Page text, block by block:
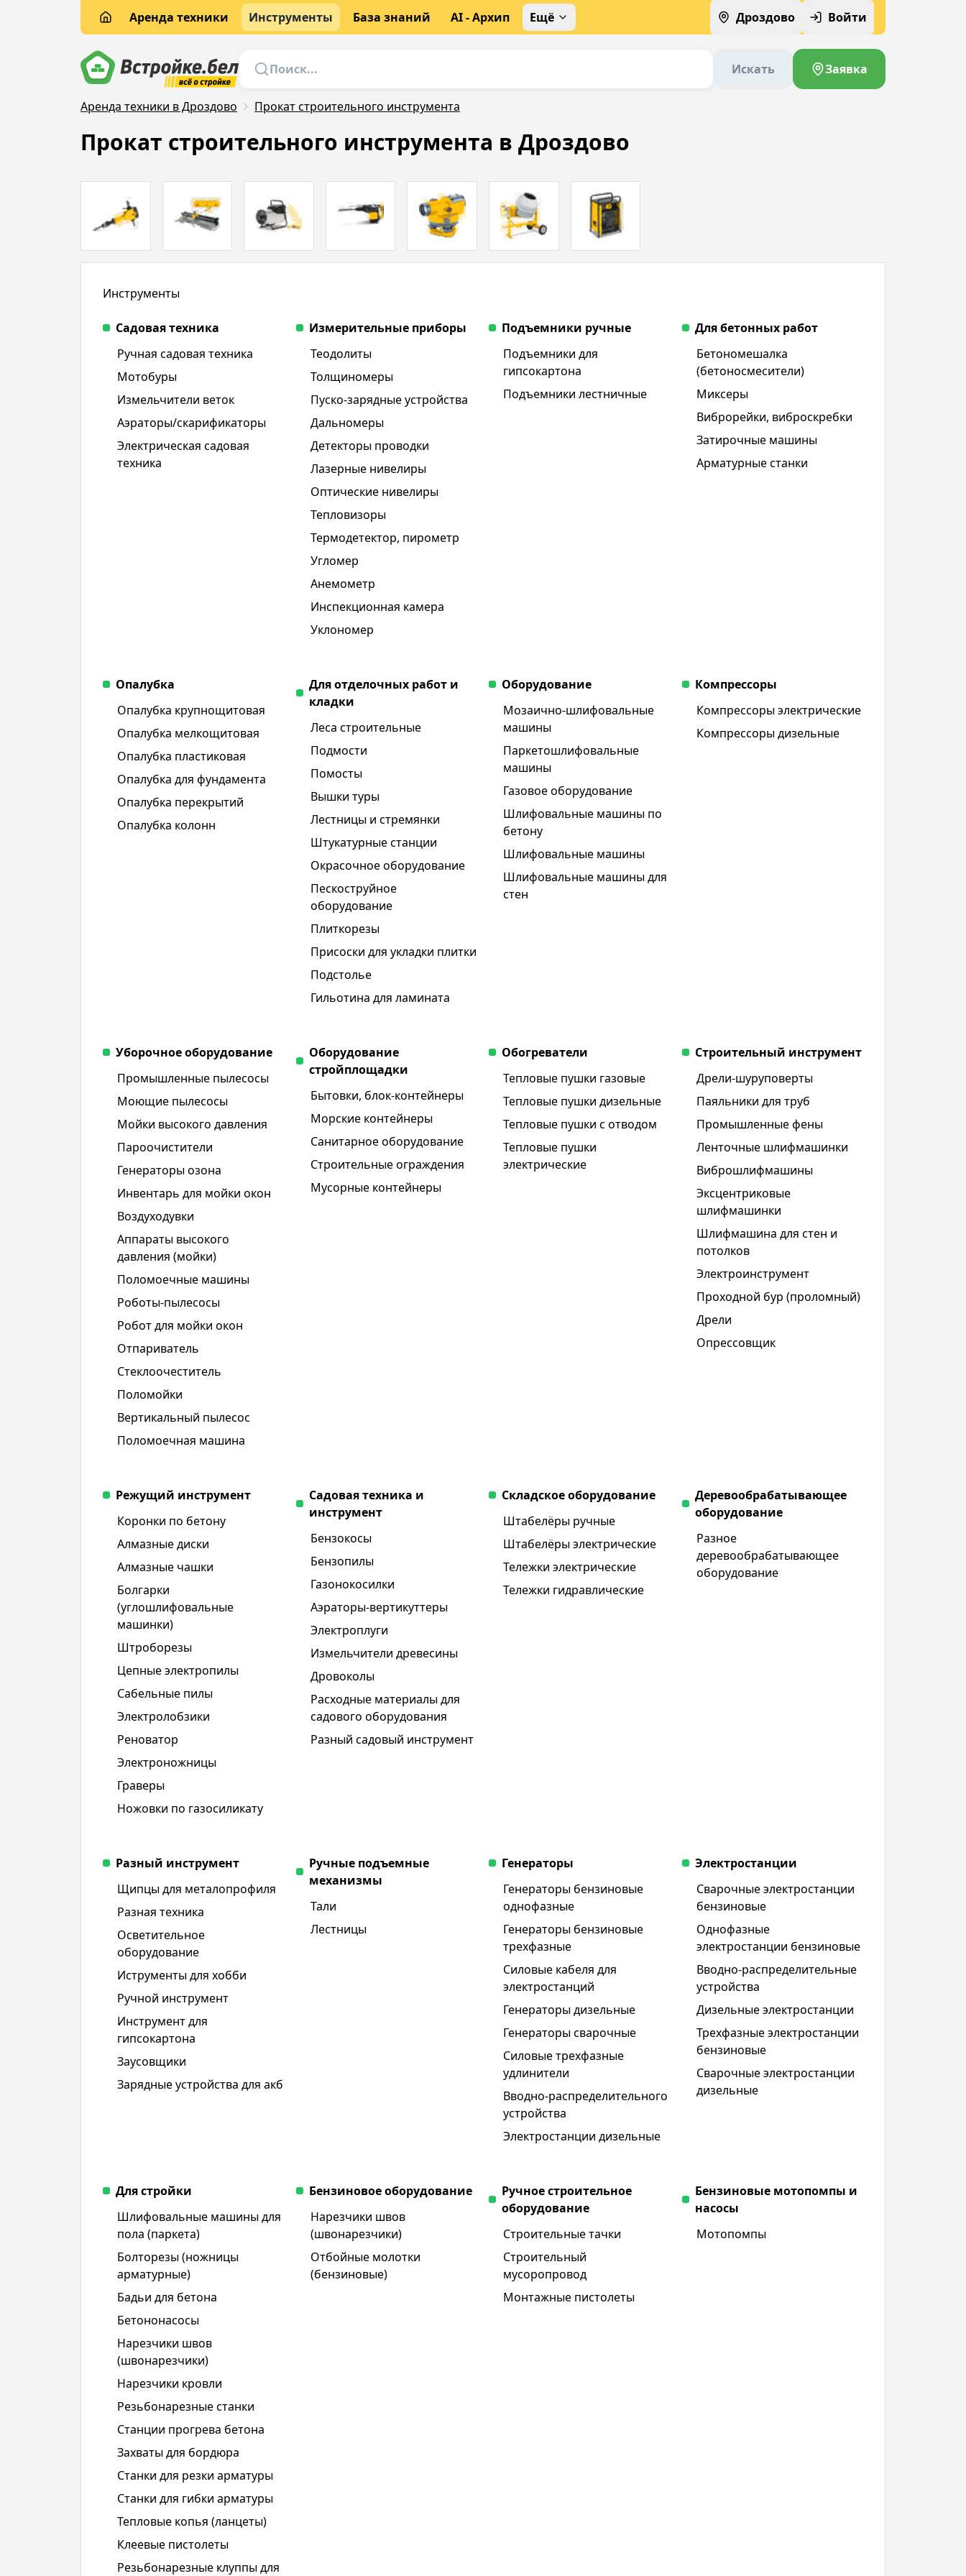
Аренда техники Инструменты База знаний AI - Архип Ещё Дроздово Войти
Искать Заявка
Аренда техники в Дроздово Прокат строительного инструмента
Прокат строительного инструмента в Дроздово
Инструменты
Садовая техника
Ручная садовая техника
Мотобуры
Измельчители веток
Аэраторы/скарификаторы
Электрическая садовая
техника
Измерительные приборы
Теодолиты
Толщиномеры
Пуско-зарядные устройства
Дальномеры
Детекторы проводки
Лазерные нивелиры
Оптические нивелиры
Тепловизоры
Термодетектор, пирометр
Угломер
Анемометр
Инспекционная камера
Уклономер
Подъемники ручные
Подъемники для
гипсокартона
Подъемники лестничные
Для бетонных работ
Бетономешалка
(бетоносмесители)
Миксеры
Виброрейки, виброскребки
Затирочные машины
Арматурные станки
Опалубка
Опалубка крупнощитовая
Опалубка мелкощитовая
Опалубка пластиковая
Опалубка для фундамента
Опалубка перекрытий
Опалубка колонн
Для отделочных работ и
кладки
Леса строительные
Подмости
Помосты
Вышки туры
Лестницы и стремянки
Штукатурные станции
Окрасочное оборудование
Пескоструйное
оборудование
Плиткорезы
Присоски для укладки плитки
Подстолье
Гильотина для ламината
Оборудование
Мозаично-шлифовальные
машины
Паркетошлифовальные
машины
Газовое оборудование
Шлифовальные машины по
бетону
Шлифовальные машины
Шлифовальные машины для
стен
Компрессоры
Компрессоры электрические
Компрессоры дизельные
Уборочное оборудование
Промышленные пылесосы
Моющие пылесосы
Мойки высокого давления
Пароочистители
Генераторы озона
Инвентарь для мойки окон
Воздуходувки
Аппараты высокого
давления (мойки)
Поломоечные машины
Роботы-пылесосы
Робот для мойки окон
Отпариватель
Стеклоочеститель
Поломойки
Вертикальный пылесос
Поломоечная машина
Оборудование
стройплощадки
Бытовки, блок-контейнеры
Морские контейнеры
Санитарное оборудование
Строительные ограждения
Мусорные контейнеры
Обогреватели
Тепловые пушки газовые
Тепловые пушки дизельные
Тепловые пушки с отводом
Тепловые пушки
электрические
Строительный инструмент
Дрели-шуруповерты
Паяльники для труб
Промышленные фены
Ленточные шлифмашинки
Виброшлифмашины
Эксцентриковые
шлифмашинки
Шлифмашина для стен и
потолков
Электроинструмент
Проходной бур (проломный)
Дрели
Опрессовщик
Режущий инструмент
Коронки по бетону
Алмазные диски
Алмазные чашки
Болгарки
(углошлифовальные
машинки)
Штроборезы
Цепные электропилы
Сабельные пилы
Электролобзики
Реноватор
Электроножницы
Граверы
Ножовки по газосиликату
Садовая техника и
инструмент
Бензокосы
Бензопилы
Газонокосилки
Аэраторы-вертикуттеры
Электроплуги
Измельчители древесины
Дровоколы
Расходные материалы для
садового оборудования
Разный садовый инструмент
Складское оборудование
Штабелёры ручные
Штабелёры электрические
Тележки электрические
Тележки гидравлические
Деревообрабатывающее
оборудование
Разное
деревообрабатывающее
оборудование
Разный инструмент
Щипцы для металопрофиля
Разная техника
Осветительное
оборудование
Иструменты для хобби
Ручной инструмент
Инструмент для
гипсокартона
Заусовщики
Зарядные устройства для акб
Ручные подъемные
механизмы
Тали
Лестницы
Генераторы
Генераторы бензиновые
однофазные
Генераторы бензиновые
трехфазные
Силовые кабеля для
электростанций
Генераторы дизельные
Генераторы сварочные
Силовые трехфазные
удлинители
Вводно-распределительного
устройства
Электростанции дизельные
Электростанции
Сварочные электростанции
бензиновые
Однофазные
электростанции бензиновые
Вводно-распределительные
устройства
Дизельные электростанции
Трехфазные электростанции
бензиновые
Сварочные электростанции
дизельные
Для стройки
Шлифовальные машины для
пола (паркета)
Болторезы (ножницы
арматурные)
Бадьи для бетона
Бетононасосы
Нарезчики швов
(швонарезчики)
Нарезчики кровли
Резьбонарезные станки
Станции прогрева бетона
Захваты для бордюра
Станки для резки арматуры
Станки для гибки арматуры
Тепловые копья (ланцеты)
Клеевые пистолеты
Резьбонарезные клуппы для
Бензиновое оборудование
Нарезчики швов
(швонарезчики)
Отбойные молотки
(бензиновые)
Ручное строительное
оборудование
Строительные тачки
Строительный
мусоропровод
Монтажные пистолеты
Бензиновые мотопомпы и
насосы
Мотопомпы